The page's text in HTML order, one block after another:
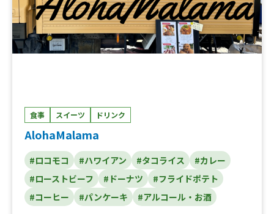
食事 スイーツ ドリンク
AlohaMalama
#ロコモコ #ハワイアン #タコライス
#カレー
#ローストビーフ
#ドーナツ
#フライドポテト
#コーヒー
#パンケーキ #アルコール・お酒